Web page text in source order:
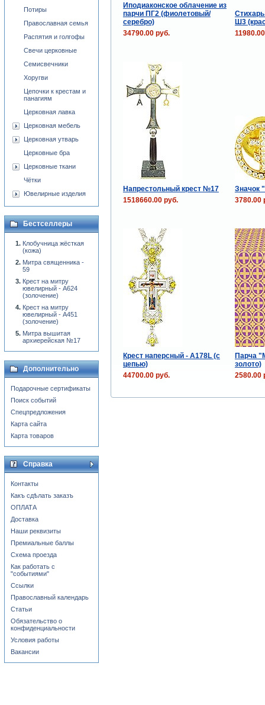
Иподиаконское облачение из
парчи ПГ2 (фиолетовый/
серебро)
Ш3
34790.00 руб.
Напрестольный крест №17
Значок
1518660.00 руб.
3780.00
Крест наперсный - А178L (с
цепью)
Парча
золото)
44700.00 руб.
2580.00
Потиры
Православная семья
Распятия и голгофы
Свечи церковные
Семисвечники
Хоругви
Цепочки к крестам и
панагиям
Церковная лавка
Церковная мебель
Церковная утварь
Церковные бра
Церковные ткани
Чётки
Ювелирные изделия
Бестселлеры
Клобучница жёсткая
(кожа)
Митра священника -
59
Крест на митру
ювелирный - А624
(золочение)
Крест на митру
ювелирный - А451
(золочение)
Митра вышитая
архиерейская №17
Дополнительно
Подарочные сертификаты
Поиск событий
Спецпредложения
Карта сайта
Карта товаров
Справка
Контакты
Какъ сдѣлать заказъ
ОПЛАТА
Доставка
Наши реквизиты
Премиальные баллы
Схема проезда
Как работать с
"событиями"
Ссылки
Православный календарь
Статьи
Обязательство о
конфиденциальности
Условия работы
Вакансии